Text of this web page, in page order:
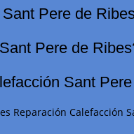
Pere de
Pere de
Sant
Reparación Calefacción